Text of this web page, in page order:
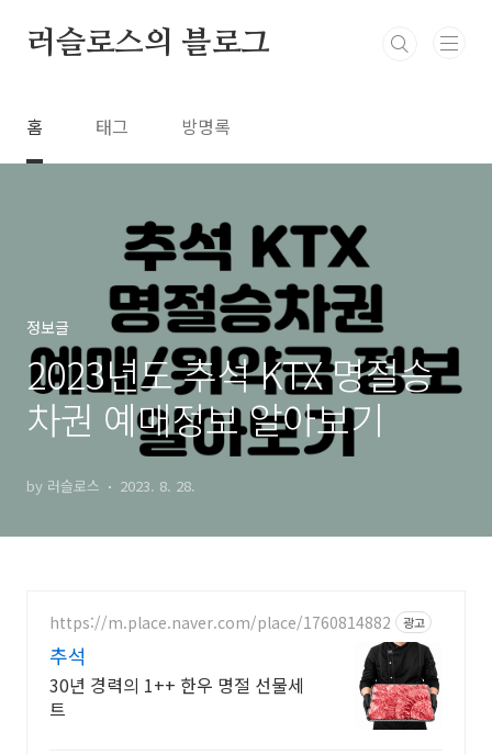
러슬로스의 블로그
홈 태그 방명록
정보글
2023년도 추석 KTX 명절승
차권 예매정보 알아보기
by 러슬로스 2023. 8. 28.
https://m.place.naver.com/place/1760814882 광고
추석
30년 경력의 1++ 한우 명절 선물세
트